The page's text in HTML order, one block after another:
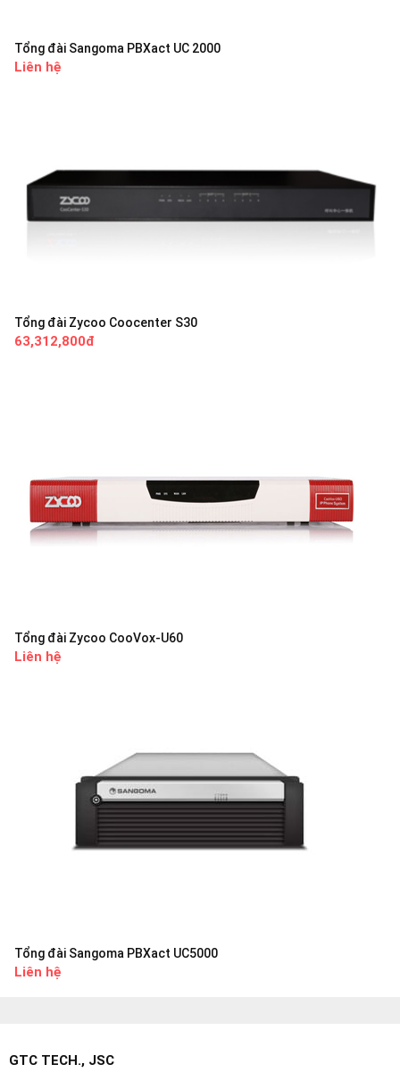
Tổng đài Sangoma PBXact UC 2000
Liên hệ
Tổng đài Zycoo Coocenter S30
63,312,800đ
Tổng đài Zycoo CooVox-U60
Liên hệ
Tổng đài Sangoma PBXact UC5000
Liên hệ
GTC TECH., JSC